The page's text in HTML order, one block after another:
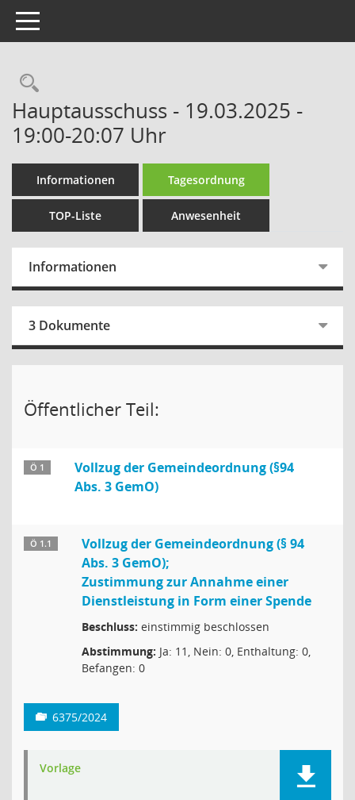
Toggle navigation
Rechercheauswahl
Hauptausschuss - 19.03.2025 -
19:00-20:07 Uhr
Informationen Tagesordnung
TOP-Liste Anwesenheit
Informationen
3 Dokumente
Öffentlicher Teil:
Ö 1
Vollzug der Gemeindeordnung (§94
Abs. 3 GemO)
Ö 1.1
Vollzug der Gemeindeordnung (§ 94
Abs. 3 GemO);
Zustimmung zur Annahme einer
Dienstleistung in Form einer Spende
Beschluss: einstimmig beschlossen
Abstimmung: Ja: 11, Nein: 0, Enthaltung: 0,
Befangen: 0
6375/2024
Vorlage